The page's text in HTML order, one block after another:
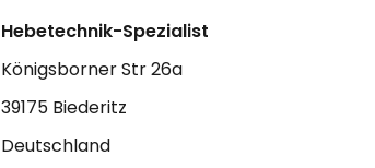
Hebetechnik-Spezialist
Königsborner Str 26a
39175 Biederitz
Deutschland